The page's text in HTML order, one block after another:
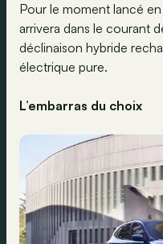
Pour le moment lancé
arrivera dans le courant
déclinaison hybride
électrique pure.
L’embarras du choix